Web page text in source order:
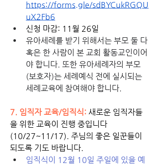
https://forms.gle/sdBYCukRGQU
uX2Fb6
신청 마감: 11월 26일
유아세례를 받기 위해서는 부모 둘 다
혹은 한 사람이 본 교회 활동교인이어
야 합니다. 또한 유아세례자의 부모
(보호자)는 세례예식 전에 실시되는
세례교육에 참여해야 합니다.
7. 임직자 교육/임직식: 새로운 임직자들
을 위한 교육이 진행 중입니다
(10/27~11/17). 주님의 좋은 일꾼들이
되도록 기도 바랍니다.
임직식이 12월 10일 주일에 있을 예